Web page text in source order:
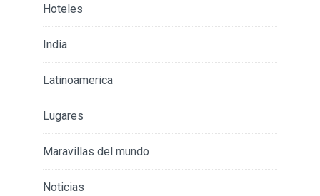
Hoteles
India
Latinoamerica
Lugares
Maravillas del mundo
Noticias